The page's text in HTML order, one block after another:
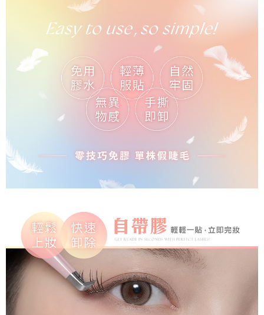
請求用戶進行身份認證。
５．嚴禁一人註冊多個帳號或使用他人資訊註冊。若發現惡意使用之情形，
恩沛科技股份有限公司將有權停止該用戶之使用額度並採取法律行動。